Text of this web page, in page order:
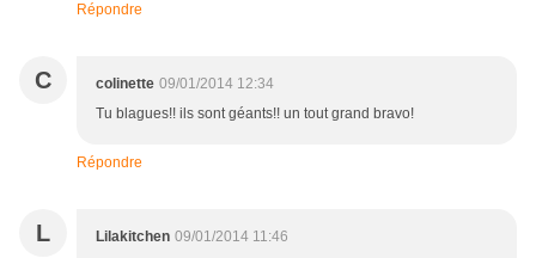
Répondre
C colinette 09/01/2014 12:34
Tu blagues!! ils sont géants!! un tout grand bravo!
Répondre
L Lilakitchen 09/01/2014 11:46